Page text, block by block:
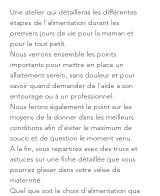
Une atelier qui détailleras les différentes
étapes de l'alimentation durant les
premiers jours de vie pour la maman et
pour le tout petit.
Nous verrons ensemble les points
importants pour mettre en place un
allaitement serein, sans douleur et pour
savoir quand demander de l'aide à son
entourage ou à un professionnel.
Nous ferons également le point sur les
moyens de la donner dans les meilleurs
conditions afin d'éviter le maximum de
soucis et de question le moment venu.
A la fin, vous repartirez avec des trucs et
astuces sur une fiche détaillée que vous
pourrez glisser dans votre valise de
maternité.
Quel que soit le choix d'alimentation que